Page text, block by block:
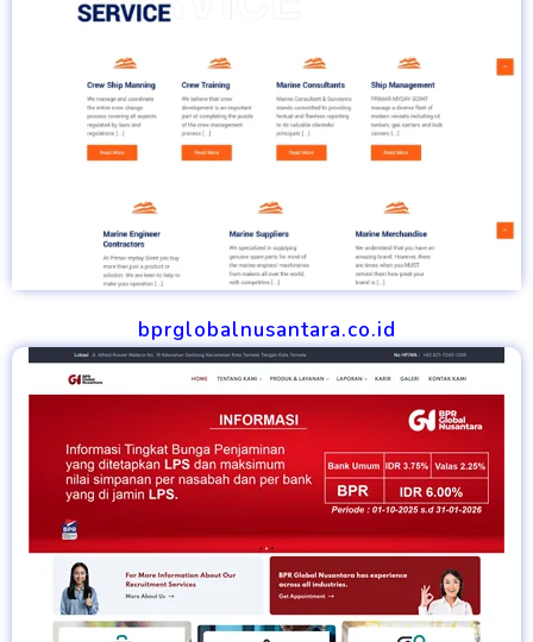
bprglobalnusantara.co.id